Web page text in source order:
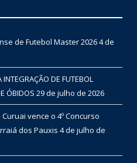
de Futebol Master 20264 de
DE FUTEBOL
ÓBIDOS 29 de julho de 2026
vence o 4º Concurso
dos Pauxis 4 de julho de